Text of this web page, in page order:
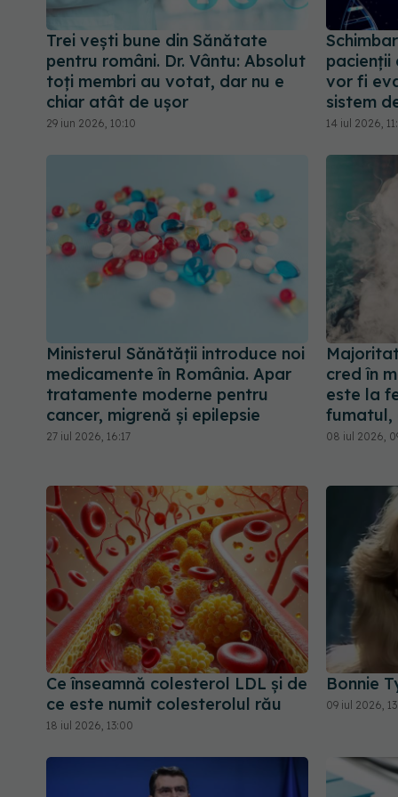
Trei vești bune din Sănătate
pentru români. Dr. Vântu: Absolut
toți membri au votat, dar nu e
chiar atât de ușor
29 iun 2026, 10:10
pacienții
vor fi
sistem
14 iul 2026,
Ministerul Sănătății introduce noi
medicamente în România. Apar
tratamente moderne pentru
cancer, migrenă și epilepsie
27 iul 2026, 16:17
cred în
este la
fumatul,
08 iul 2026,
Ce înseamnă colesterol LDL și de
ce este numit colesterolul rău
18 iul 2026, 13:00
Bonnie
09 iul 2026,